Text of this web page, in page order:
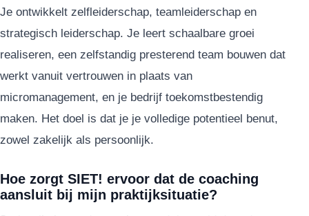
Je ontwikkelt zelfleiderschap, teamleiderschap en
strategisch leiderschap. Je leert schaalbare groei
realiseren, een zelfstandig presterend team bouwen dat
werkt vanuit vertrouwen in plaats van
micromanagement, en je bedrijf toekomstbestendig
maken. Het doel is dat je je volledige potentieel benut,
zowel zakelijk als persoonlijk.
Hoe zorgt SIET! ervoor dat de coaching
aansluit bij mijn praktijksituatie?